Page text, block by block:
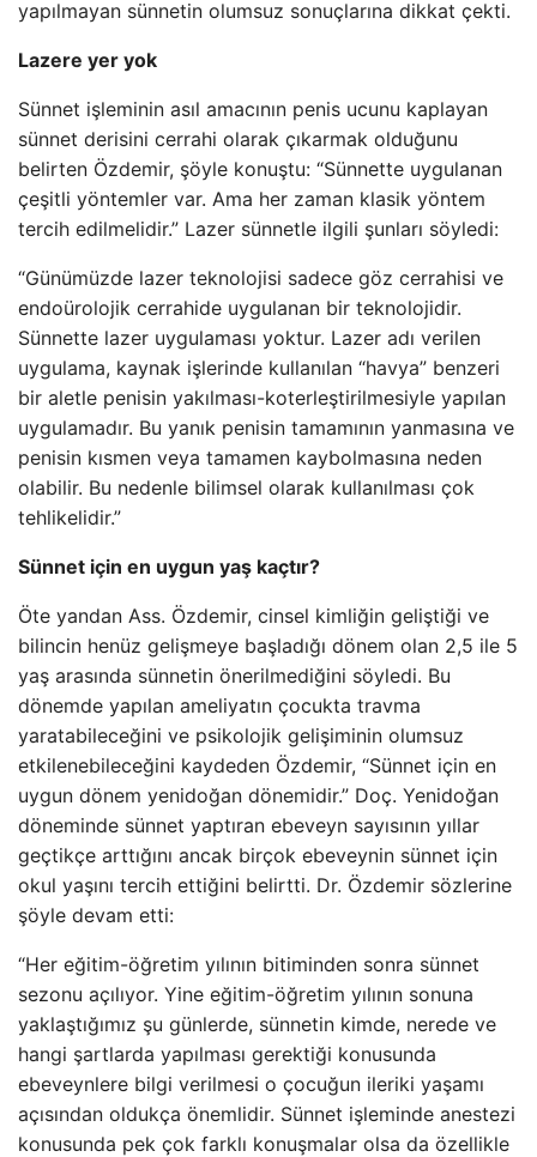
yapılmayan sünnetin olumsuz sonuçlarına dikkat çekti.
Lazere yer yok
Sünnet işleminin asıl amacının penis ucunu kaplayan
sünnet derisini cerrahi olarak çıkarmak olduğunu
belirten Özdemir, şöyle konuştu: “Sünnette uygulanan
çeşitli yöntemler var. Ama her zaman klasik yöntem
tercih edilmelidir.” Lazer sünnetle ilgili şunları söyledi:
“Günümüzde lazer teknolojisi sadece göz cerrahisi ve
endoürolojik cerrahide uygulanan bir teknolojidir.
Sünnette lazer uygulaması yoktur. Lazer adı verilen
uygulama, kaynak işlerinde kullanılan “havya” benzeri
bir aletle penisin yakılması-koterleştirilmesiyle yapılan
uygulamadır. Bu yanık penisin tamamının yanmasına ve
penisin kısmen veya tamamen kaybolmasına neden
olabilir. Bu nedenle bilimsel olarak kullanılması çok
tehlikelidir.”
Sünnet için en uygun yaş kaçtır?
Öte yandan Ass. Özdemir, cinsel kimliğin geliştiği ve
bilincin henüz gelişmeye başladığı dönem olan 2,5 ile 5
yaş arasında sünnetin önerilmediğini söyledi. Bu
dönemde yapılan ameliyatın çocukta travma
yaratabileceğini ve psikolojik gelişiminin olumsuz
etkilenebileceğini kaydeden Özdemir, “Sünnet için en
uygun dönem yenidoğan dönemidir.” Doç. Yenidoğan
döneminde sünnet yaptıran ebeveyn sayısının yıllar
geçtikçe arttığını ancak birçok ebeveynin sünnet için
okul yaşını tercih ettiğini belirtti. Dr. Özdemir sözlerine
şöyle devam etti:
“Her eğitim-öğretim yılının bitiminden sonra sünnet
sezonu açılıyor. Yine eğitim-öğretim yılının sonuna
yaklaştığımız şu günlerde, sünnetin kimde, nerede ve
hangi şartlarda yapılması gerektiği konusunda
ebeveynlere bilgi verilmesi o çocuğun ileriki yaşamı
açısından oldukça önemlidir. Sünnet işleminde anestezi
konusunda pek çok farklı konuşmalar olsa da özellikle